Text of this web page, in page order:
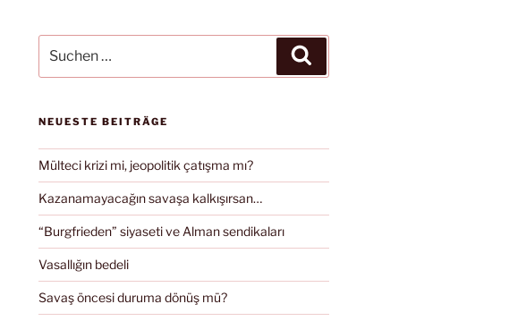
nach:
NEUESTE BEITRÄGE
Mülteci krizi mi, jeopolitik çatışma mı?
Kazanamayacağın savaşa kalkışırsan…
“Burgfrieden” siyaseti ve Alman sendikaları
Vasallığın bedeli
Savaş öncesi duruma dönüş mü?